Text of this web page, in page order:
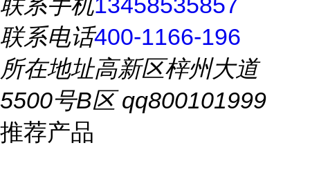
联系电话400-1166-196
所在地址高新区梓州大道
5500号B区 qq800101999
推荐产品